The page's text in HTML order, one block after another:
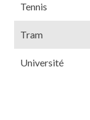
Tennis
Tram
Université